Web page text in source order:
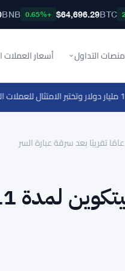
BTC
$64,696.29
+0.65%
BNB
منصات التداول أسعار العملات